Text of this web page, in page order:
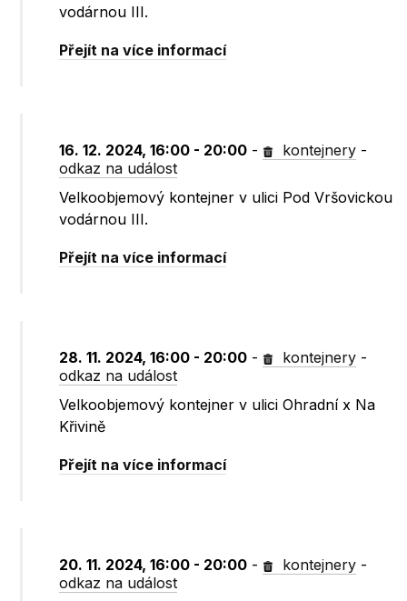
vodárnou III.
Přejít na více informací
16. 12. 2024, 16:00 - 20:00 - kontejnery -
odkaz na událost
Velkoobjemový kontejner v ulici Pod Vršovickou
vodárnou III.
Přejít na více informací
28. 11. 2024, 16:00 - 20:00 - kontejnery -
odkaz na událost
Velkoobjemový kontejner v ulici Ohradní x Na
Křivině
Přejít na více informací
20. 11. 2024, 16:00 - 20:00 - kontejnery -
odkaz na událost